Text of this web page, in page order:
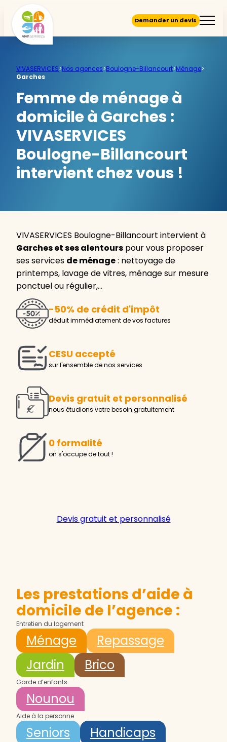
Demander un devis
VIVASERVICES>Nos agences>Boulogne-Billancourt>Ménage>
Garches
Femme de ménage à
domicile à Garches :
VIVASERVICES
Boulogne-Billancourt
intervient chez vous !
VIVASERVICES Boulogne-Billancourt intervient à
Garches et ses alentours pour vous proposer
ses services de ménage: nettoyage de
printemps, lavage de vitres, ménage sur mesure
ponctuel ou régulier,…
-50% de crédit d'impôt
déduit immédiatement de vos factures
CESU accepté
sur l'ensemble de nos services
Devis gratuit et personnalisé
nous étudions votre besoin gratuitement
0 formalité
on s'occupe de tout !
Devis gratuit et personnalisé
Les prestations d’aide à
domicile de l’agence :
Entretien du logement
Ménage
Repassage
Jardin
Brico
Garde d’enfants
Nounou
Aide à la personne
Seniors Handicaps